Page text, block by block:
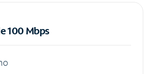
100 Mbps
o